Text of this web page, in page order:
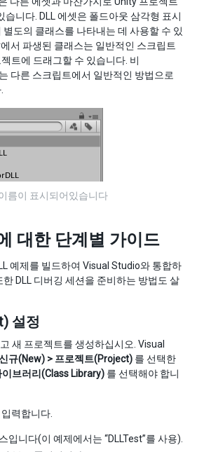
습니다. DLL 에셋은 폴드아웃 삼각형 표시
도의 클래스를 나타내는 데 사용할 수 있
서 파생된 클래스는 일반적인 스크립트
트에 드래그할 수 있습니다. 비
다른 스크립트에서 일반적인 방법으로
름이 표시되어있습니다
대한 단계별 가이드
예제를 빌드하여 Visual Studio와 통합하
DLL 디버깅 세션을 준비하는 방법도 살
설정
새 프로젝트를 생성하십시오. Visual
규(New) > 프로젝트(Project) 를 선택한
브러리(Class Library) 를 선택해야 합니
력합니다.
입니다(이 예제에서는 “DLLTest”를 사용).